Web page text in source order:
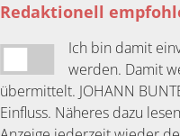
Redaktionell
Ich bin damit
werden. Damit
übermittelt. JOHANN
Einfluss. Näheres dazu